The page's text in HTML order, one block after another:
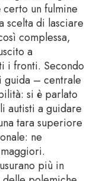
certo un fulmine
scelta di lasciare
complessa,
a
i fronti. Secondo
guida – centrale
si è parlato
autisti a guidare
tara superiore
ne
più in